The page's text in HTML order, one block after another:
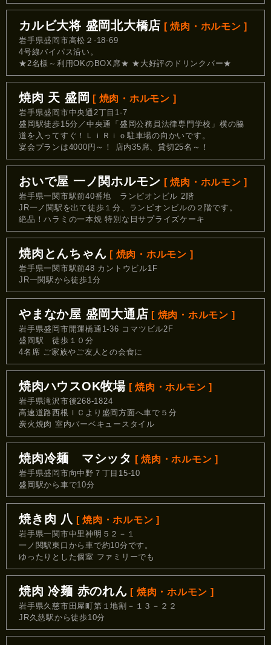
カルビ大将 盛岡北大橋店 [ 焼肉・ホルモン ]
岩手県盛岡市高松２-18-69
4号線バイパス沿い。
★2名様～利用OKのBOX席★ ★大好評のドリンクバー★
焼肉 天 盛岡 [ 焼肉・ホルモン ]
岩手県盛岡市中央通2丁目1-7
盛岡駅徒歩15分／中央通「盛岡公務員法律専門学校」横の脇
道を入ってすぐ！ＬｉＲｉｏ駐車場の向かいです。
宴会プランは4000円～！ 店内35席、貸切25名～！
おいで屋 一ノ関ホルモン [ 焼肉・ホルモン ]
岩手県一関市駅前40番地 ランピオンビル 2階
JR一ノ関駅を出て徒歩１分、ランピオンビルの２階です。
絶品！ハラミの一本焼 特別な日サプライズケーキ
焼肉とんちゃん [ 焼肉・ホルモン ]
岩手県一関市駅前48 カントウビル1F
JR一関駅から徒歩1分
やまなか屋 盛岡大通店 [ 焼肉・ホルモン ]
岩手県盛岡市開運橋通1-36 コマツビル2F
盛岡駅 徒歩１０分
4名席 ご家族やご友人との会食に
焼肉ハウスOK牧場 [ 焼肉・ホルモン ]
岩手県滝沢市後268-1824
高速道路西根ＩＣより盛岡方面へ車で５分
炭火焼肉 室内バーベキュースタイル
焼肉冷麺 マシッタ [ 焼肉・ホルモン ]
岩手県盛岡市向中野７丁目15-10
盛岡駅から車で10分
焼き肉 八 [ 焼肉・ホルモン ]
岩手県一関市中里神明５２－１
一ノ関駅東口から車で約10分です。
ゆったりとした個室 ファミリーでも
焼肉 冷麺 赤のれん [ 焼肉・ホルモン ]
岩手県久慈市田屋町第１地割－１３－２２
JR久慈駅から徒歩10分